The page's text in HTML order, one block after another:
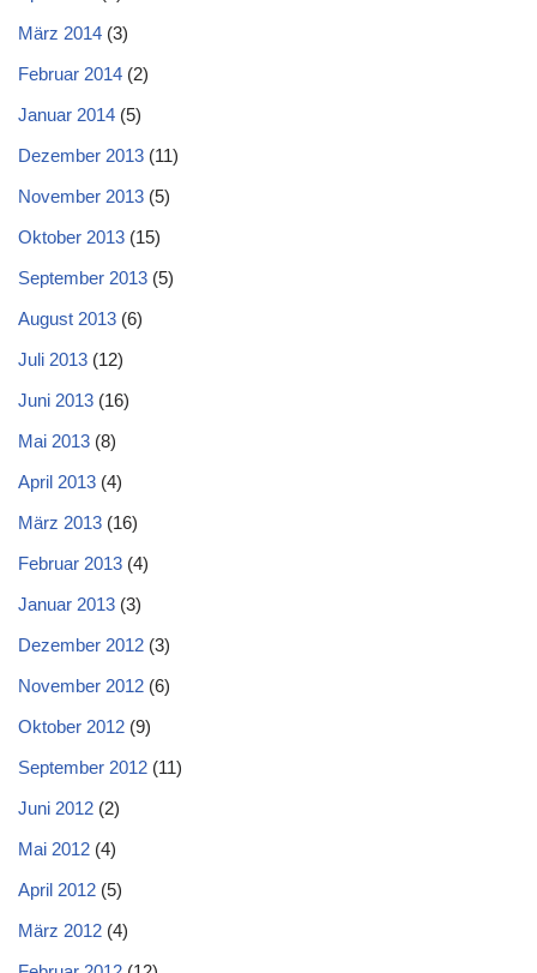
März 2014 (3)
Februar 2014 (2)
Januar 2014 (5)
Dezember 2013 (11)
November 2013 (5)
Oktober 2013 (15)
September 2013 (5)
August 2013 (6)
Juli 2013 (12)
Juni 2013 (16)
Mai 2013 (8)
April 2013 (4)
März 2013 (16)
Februar 2013 (4)
Januar 2013 (3)
Dezember 2012 (3)
November 2012 (6)
Oktober 2012 (9)
September 2012 (11)
Juni 2012 (2)
Mai 2012 (4)
April 2012 (5)
März 2012 (4)